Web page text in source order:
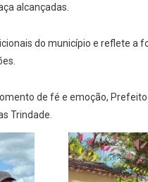
alcançadas.
do município e reflete a
de fé e emoção, Prefeito
Trindade.